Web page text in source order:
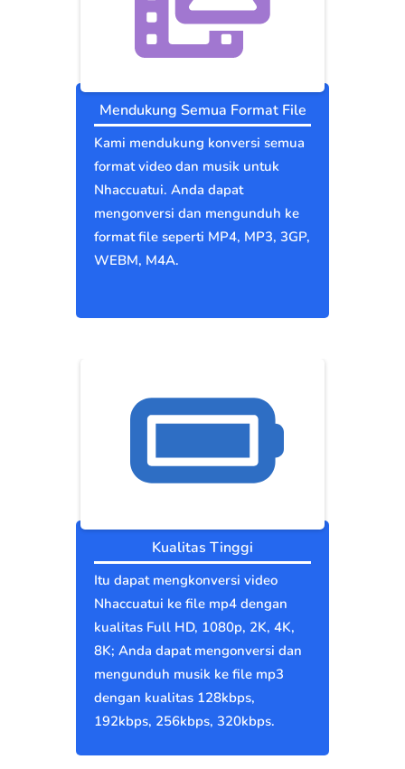
Mendukung Semua Format File
Kami mendukung konversi semua
format video dan musik untuk
Nhaccuatui. Anda dapat
mengonversi dan mengunduh ke
format file seperti MP4, MP3, 3GP,
WEBM, M4A.
Kualitas Tinggi
Itu dapat mengkonversi video
Nhaccuatui ke file mp4 dengan
kualitas Full HD, 1080p, 2K, 4K,
8K; Anda dapat mengonversi dan
mengunduh musik ke file mp3
dengan kualitas 128kbps,
192kbps, 256kbps, 320kbps.